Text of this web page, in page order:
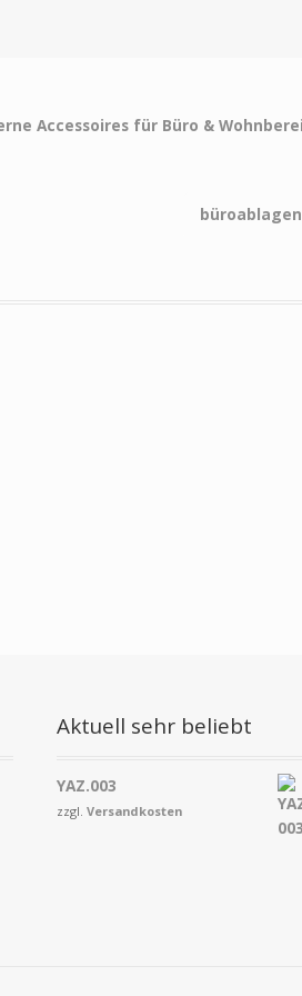
büroablagen
Aktuell sehr beliebt
YAZ.003
zzgl.Versandkosten